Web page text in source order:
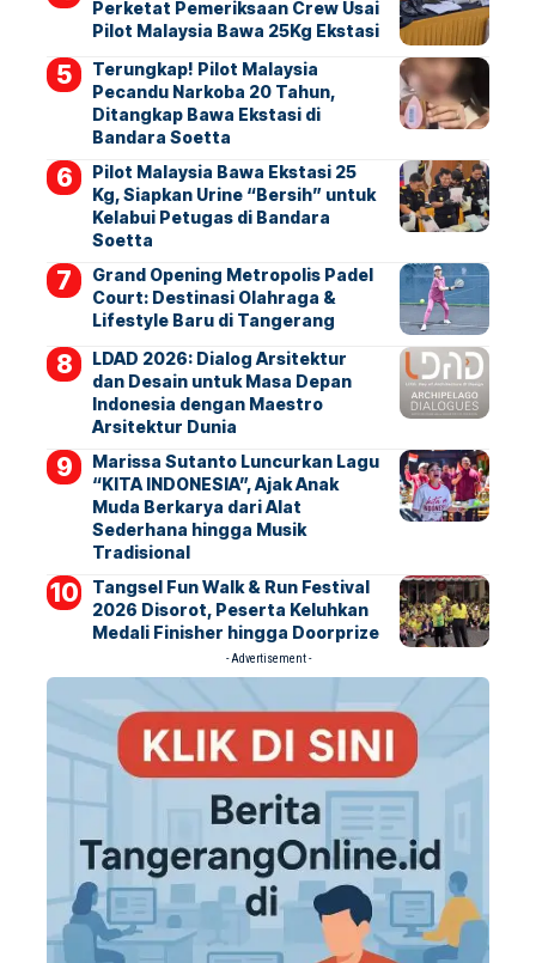
Perketat Pemeriksaan Crew Usai
Pilot Malaysia Bawa 25Kg Ekstasi
Terungkap! Pilot Malaysia
Pecandu Narkoba 20 Tahun,
Ditangkap Bawa Ekstasi di
Bandara Soetta
Pilot Malaysia Bawa Ekstasi 25
Kg, Siapkan Urine “Bersih” untuk
Kelabui Petugas di Bandara
Soetta
Grand Opening Metropolis Padel
Court: Destinasi Olahraga &
Lifestyle Baru di Tangerang
LDAD 2026: Dialog Arsitektur
dan Desain untuk Masa Depan
Indonesia dengan Maestro
Arsitektur Dunia
Marissa Sutanto Luncurkan Lagu
“KITA INDONESIA”, Ajak Anak
Muda Berkarya dari Alat
Sederhana hingga Musik
Tradisional
Tangsel Fun Walk & Run Festival
2026 Disorot, Peserta Keluhkan
Medali Finisher hingga Doorprize
- Advertisement -